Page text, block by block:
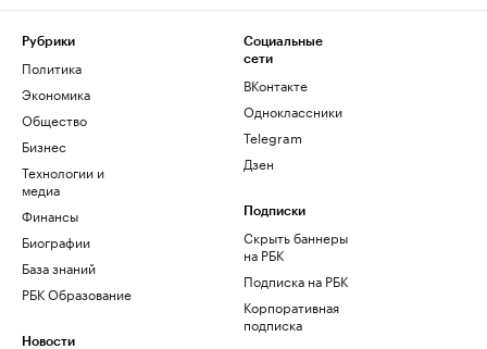
Рубрики
Политика
Экономика
Общество
Бизнес
Технологии и
медиа
Финансы
Биографии
База знаний
РБК Образование
Новости
Социальные
сети
ВКонтакте
Одноклассники
Telegram
Дзен
Подписки
Скрыть баннеры
на РБК
Подписка на РБК
Корпоративная
подписка